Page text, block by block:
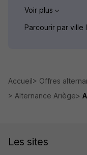
Voir plus
Parcourir par ville
Accueil Offres
Alternance Ariège
Les sites